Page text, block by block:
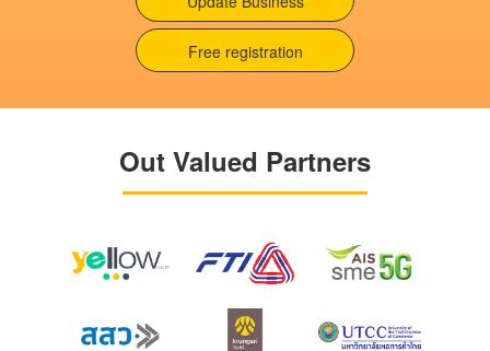
Free registration
Out Valued Partners